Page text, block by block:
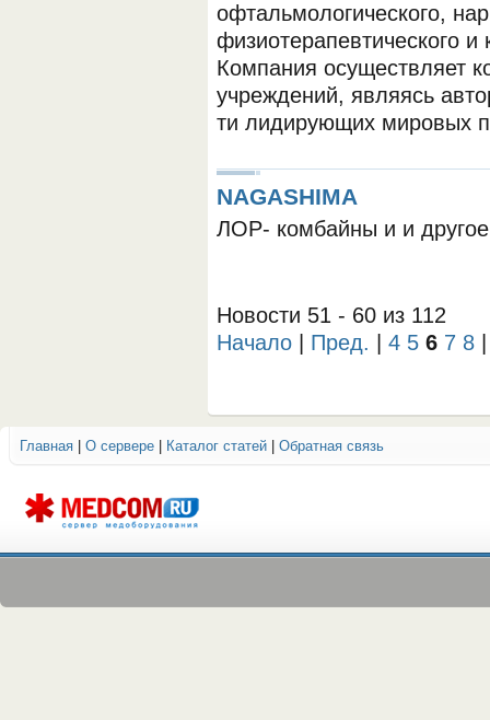
офтальмологического,
физиотерапевтического и
Компания осуществляет
учреждений, являясь
ти лидирующих мировых
NAGASHIMA
ЛОР- комбайны и и
Новости 51 - 60 из 112
Начало
Пред. 4 5 6 7 8
Главная О сервере Каталог статей Обратная связь